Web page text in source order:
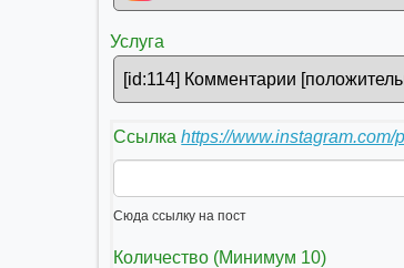
Услуга
[id:114] Комментарии
Ссылкаhttps://www.instagram.com/
Сюда ссылку на пост
Количество (Минимум 10)